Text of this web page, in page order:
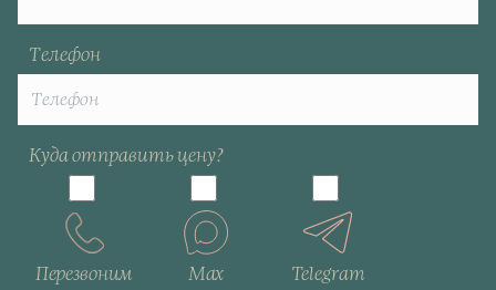
Телефон
Куда отправить цену?
Перезвоним Max Telegram